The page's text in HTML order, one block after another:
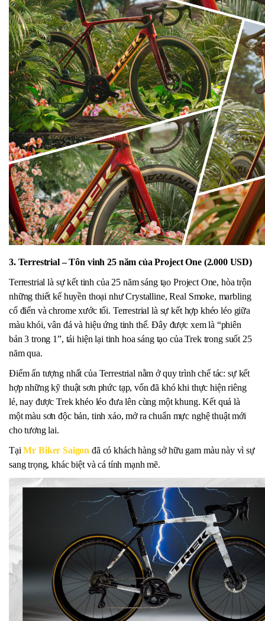
3. Terrestrial – Tôn vinh 25 năm của Project One (2.000 USD)
Terrestrial là sự kết tinh của 25 năm sáng tạo Project One, hòa trộn
những thiết kế huyền thoại như Crystalline, Real Smoke, marbling
cổ điển và chrome xước tối. Terrestrial là sự kết hợp khéo léo giữa
màu khói, vân đá và hiệu ứng tinh thể. Đây được xem là “phiên
bản 3 trong 1”, tái hiện lại tinh hoa sáng tạo của Trek trong suốt 25
năm qua.
Điểm ấn tượng nhất của Terrestrial nằm ở quy trình chế tác: sự kết
hợp những kỹ thuật sơn phức tạp, vốn đã khó khi thực hiện riêng
lẻ, nay được Trek khéo léo đưa lên cùng một khung. Kết quả là
một màu sơn độc bản, tinh xảo, mở ra chuẩn mực nghệ thuật mới
cho tương lai.
TạiMr Biker Saigon đã có khách hàng sở hữu gam màu này vì sự
sang trọng, khác biệt và cá tính mạnh mẽ.